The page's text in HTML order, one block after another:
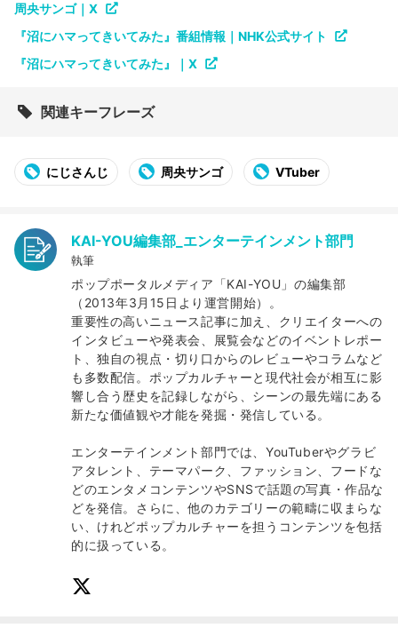
周央サンゴ｜X
『沼にハマってきいてみた』番組情報｜NHK公式サイト
『沼にハマってきいてみた』｜X
関連キーフレーズ
にじさんじ 周央サンゴ VTuber
KAI-YOU編集部_エンターテインメント部門
執筆
ポップポータルメディア「KAI-YOU」の編集部
（2013年3月15日より運営開始）。
重要性の高いニュース記事に加え、クリエイターへの
インタビューや発表会、展覧会などのイベントレポー
ト、独自の視点・切り口からのレビューやコラムなど
も多数配信。ポップカルチャーと現代社会が相互に影
響し合う歴史を記録しながら、シーンの最先端にある
新たな価値観や才能を発掘・発信している。
エンターテインメント部門では、YouTuberやグラビ
アタレント、テーマパーク、ファッション、フードな
どのエンタメコンテンツやSNSで話題の写真・作品な
どを発信。さらに、他のカテゴリーの範疇に収まらな
い、けれどポップカルチャーを担うコンテンツを包括
的に扱っている。